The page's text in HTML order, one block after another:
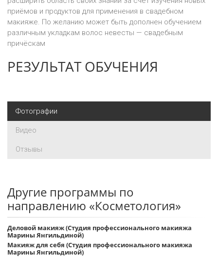
приёмов и продуктов для применения в свадебном
макияже. По желанию может быть дополнен обучением
различным укладкам волос невесты — свадебным
причёскам
РЕЗУЛЬТАТ ОБУЧЕНИЯ
Фотографии
Видео
Отзывы
Другие программы по
направлению «Косметология»
Деловой макияж (Студия профессионального макияжа
Марины Янгильдиной)
Макияж для себя (Студия профессионального макияжа
Марины Янгильдиной)